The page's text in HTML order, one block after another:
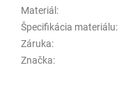
Materiál :
Špecifikácia materiálu:
Záruka:
Značka: